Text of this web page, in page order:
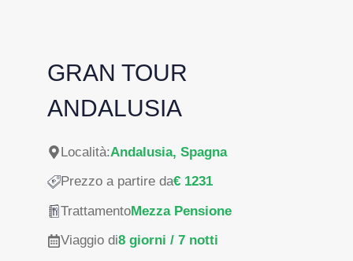
GRAN TOUR
ANDALUSIA
Località:Andalusia, Spagna
Prezzo a partire da€ 1231
TrattamentoMezza Pensione
Viaggio di8 giorni / 7 notti